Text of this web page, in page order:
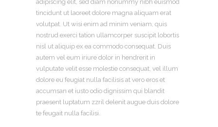
adipiscing elit, sed diam nonummy nibh euismod
tincidunt ut laoreet dolore magna aliquam erat
volutpat. Ut wisi enim ad minim veniam, quis
nostrud exerci tation ullamcorper suscipit lobortis
nisl ut aliquip ex ea commodo consequat. Duis
autem vel eum iriure dolor in hendrerit in
vulputate velit esse molestie consequat, vel illum
dolore eu feugiat nulla facilisis at vero eros et
accumsan et iusto odio dignissim qui blandit
praesent luptatum zzril delenit augue duis dolore
te feugait nulla facilisi.